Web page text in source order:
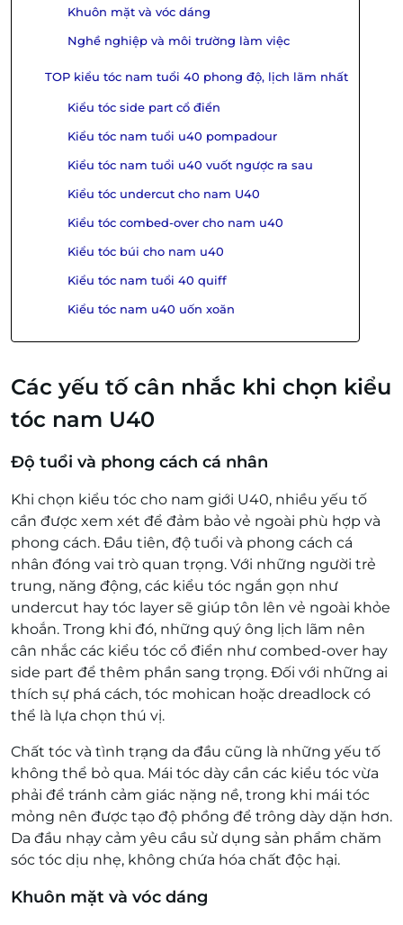
Khuôn mặt và vóc dáng
Nghề nghiệp và môi trường làm việc
TOP kiểu tóc nam tuổi 40 phong độ, lịch lãm nhất
Kiểu tóc side part cổ điển
Kiểu tóc nam tuổi u40 pompadour
Kiểu tóc nam tuổi u40 vuốt ngược ra sau
Kiểu tóc undercut cho nam U40
Kiểu tóc combed-over cho nam u40
Kiểu tóc búi cho nam u40
Kiểu tóc nam tuổi 40 quiff
Kiểu tóc nam u40 uốn xoăn
Các yếu tố cân nhắc khi chọn kiểu
tóc nam U40
Độ tuổi và phong cách cá nhân
Khi chọn kiểu tóc cho nam giới U40, nhiều yếu tố
cần được xem xét để đảm bảo vẻ ngoài phù hợp và
phong cách. Đầu tiên, độ tuổi và phong cách cá
nhân đóng vai trò quan trọng. Với những người trẻ
trung, năng động, các kiểu tóc ngắn gọn như
undercut hay tóc layer sẽ giúp tôn lên vẻ ngoài khỏe
khoắn. Trong khi đó, những quý ông lịch lãm nên
cân nhắc các kiểu tóc cổ điển như combed-over hay
side part để thêm phần sang trọng. Đối với những ai
thích sự phá cách, tóc mohican hoặc dreadlock có
thể là lựa chọn thú vị.
Chất tóc và tình trạng da đầu cũng là những yếu tố
không thể bỏ qua. Mái tóc dày cần các kiểu tóc vừa
phải để tránh cảm giác nặng nề, trong khi mái tóc
mỏng nên được tạo độ phồng để trông dày dặn hơn.
Da đầu nhạy cảm yêu cầu sử dụng sản phẩm chăm
sóc tóc dịu nhẹ, không chứa hóa chất độc hại.
Khuôn mặt và vóc dáng